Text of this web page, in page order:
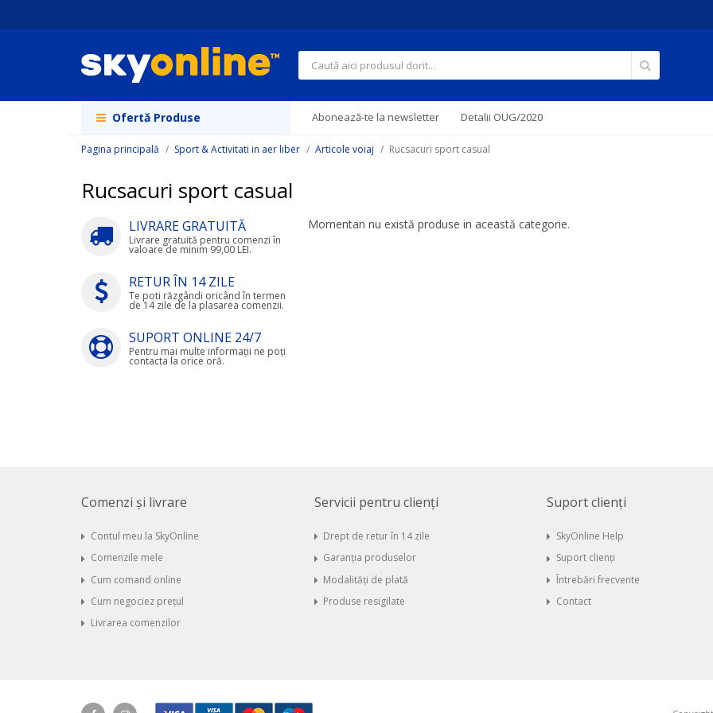
la
Căutare
Ofertă Produse Abonează-te la newsletter Detalii OUG/2020
Pagina principală Sport & Activitati in aer liber Articole voiaj Rucsacuri sport casual
Rucsacuri sport casual
Momentan nu există produse in această categorie.
LIVRARE GRATUITĂ
Livrare gratuită pentru comenzi în
valoare de minim 99,00 LEI.
RETUR ÎN 14 ZILE
Te poti răzgândi oricând în termen
de 14 zile de la plasarea comenzii.
SUPORT ONLINE 24/7
Pentru mai multe informații ne poți
contacta la orice oră.
Comenzi și livrare
Contul meu la SkyOnline
Comenzile mele
Cum comand online
Cum negociez prețul
Livrarea comenzilor
Servicii pentru clienți
Drept de retur în 14 zile
Garanția produselor
Modalități de plată
Produse resigilate
Suport clienți
SkyOnline Help
Suport clienți
Întrebări frecvente
Contact